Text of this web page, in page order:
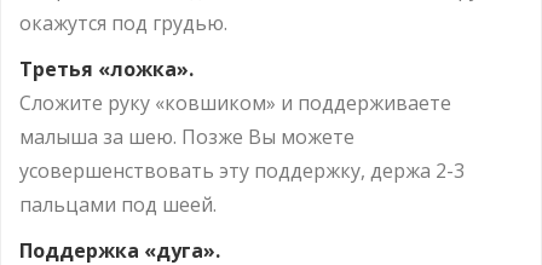
окажутся под грудью.
Третья «ложка».
Сложите руку «ковшиком» и поддерживаете
малыша за шею. Позже Вы можете
усовершенствовать эту поддержку, держа 2-3
пальцами под шеей.
Поддержка «дуга».